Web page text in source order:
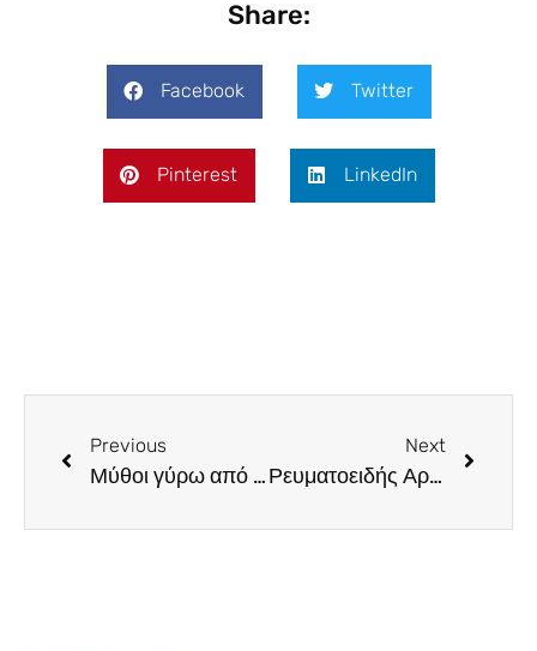
Share:
Facebook Twitter
Pinterest LinkedIn
Previous
Μύθοι γύρω από τις ανάγκες υγείας σε μεγαλύτερη ηλικία
Next
Ρευματοειδής Αρθρίτιδα: Η σημασία της έγκαιρης διάγνωσης